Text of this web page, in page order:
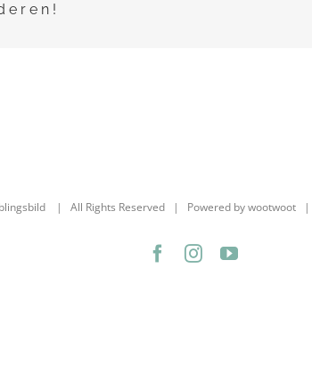
| All Rights Reserved | Powered by wootwoot |
Facebook
InstagramYouTube